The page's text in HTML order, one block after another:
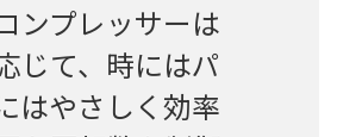
ンプレッサーは
じて、時にはパ
はやさしく効率